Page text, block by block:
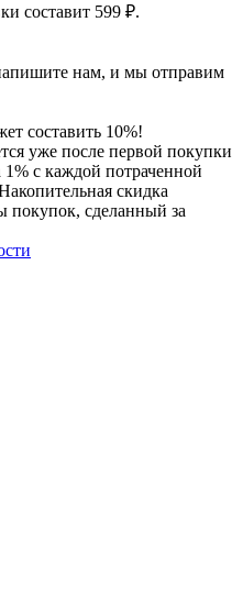
составит 599 ₽.
нам, и мы отправим
составить 10%!
уже после первой покупки
1% с каждой потраченной
скидка
покупок, сделанный за